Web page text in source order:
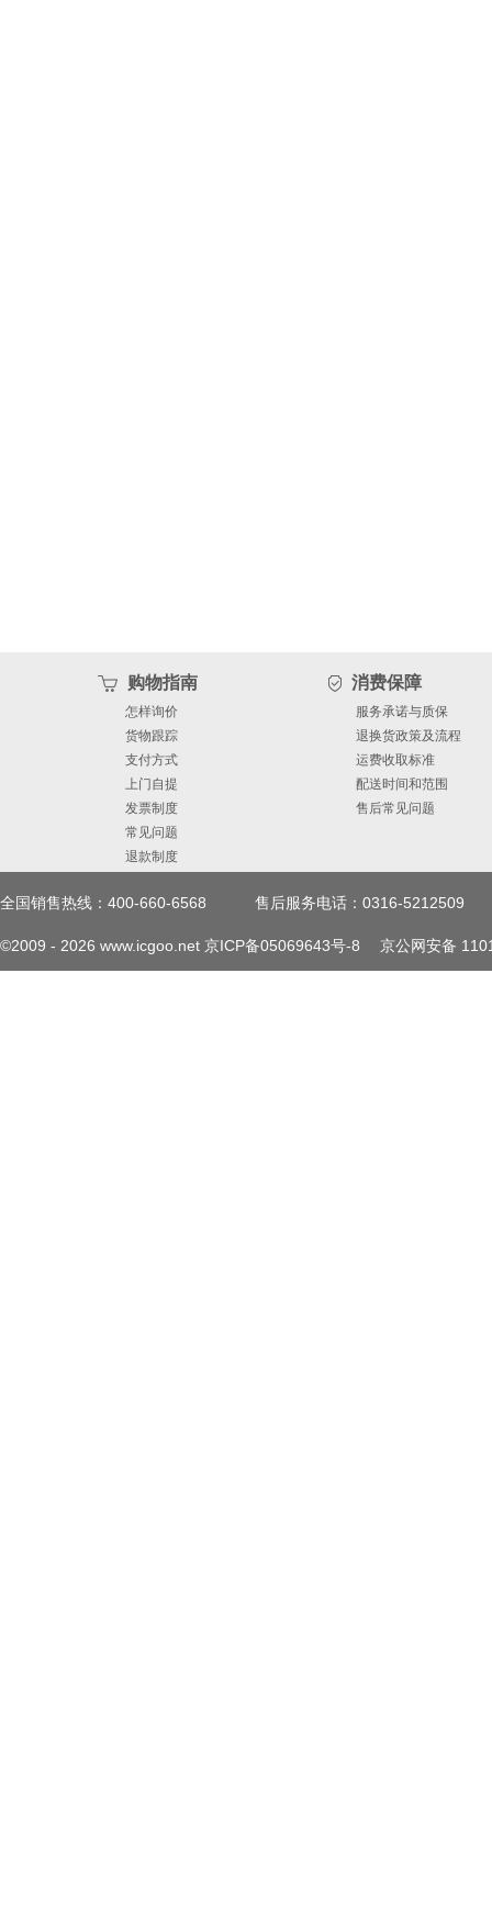
购物指南
怎样询价
货物跟踪
支付方式
上门自提
发票制度
常见问题
退款制度
消费保障
服务承诺与质保
退换货政策及流程
运费收取标准
配送时间和范围
售后常见问题
全国销售热线：400-660-6568 售后服务电话：0316-5212509
©2009 - 2026 www.icgoo.net 京ICP备05069643号-8 京公网安备